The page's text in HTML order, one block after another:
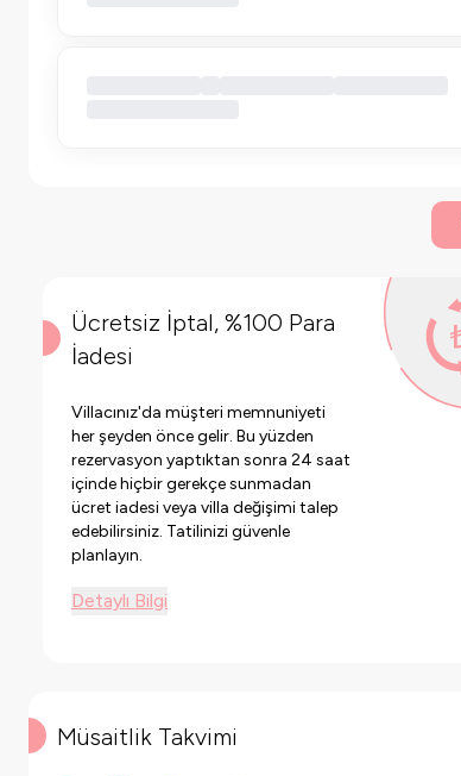
Ücretsiz İptal, %100 Para
İadesi
Villacınız'da müşteri memnuniyeti
her şeyden önce gelir. Bu yüzden
rezervasyon yaptıktan sonra 24 saat
içinde hiçbir gerekçe sunmadan
ücret iadesi veya villa değişimi talep
edebilirsiniz. Tatilinizi güvenle
planlayın.
Detaylı Bilgi
Müsaitlik Takvimi